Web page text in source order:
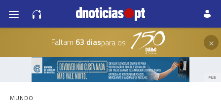
Faltam 63 diaspara os ×
PUB
MUNDO